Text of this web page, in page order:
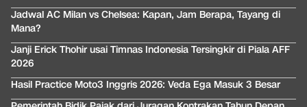
Jadwal AC Milan vs Chelsea: Kapan, Jam Berapa, Tayang di
Mana?
Janji Erick Thohir usai Timnas Indonesia Tersingkir di Piala AFF
2026
Hasil Practice Moto3 Inggris 2026: Veda Ega Masuk 3 Besar